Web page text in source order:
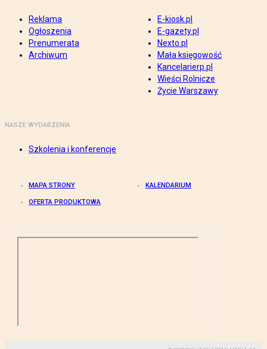
Reklama
Ogłoszenia
Prenumerata
Archiwum
E-kiosk.pl
E-gazety.pl
Nexto.pl
Mała księgowość
Kancelarierp.pl
Wieści Rolnicze
Życie Warszawy
NASZE WYDARZENIA
Szkolenia i konferencje
MAPA STRONY KALENDARIUM
OFERTA PRODUKTOWA